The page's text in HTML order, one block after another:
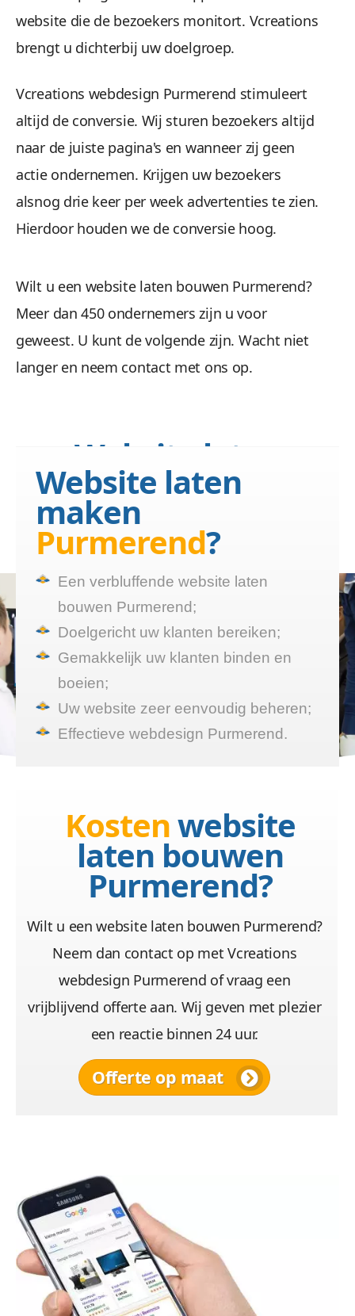
website die de bezoekers monitort. Vcreations
brengt u dichterbij uw doelgroep.
Vcreations webdesign Purmerend stimuleert
altijd de conversie. Wij sturen bezoekers altijd
naar de juiste pagina's en wanneer zij geen
actie ondernemen. Krijgen uw bezoekers
alsnog drie keer per week advertenties te zien.
Hierdoor houden we de conversie hoog.
Wilt u een website laten bouwen Purmerend?
Meer dan 450 ondernemers zijn u voor
geweest. U kunt de volgende zijn. Wacht niet
langer en neem contact met ons op.
Website laten
bouwen Purmerend?
Wij maken een website die
functioneert
Website laten
maken
Purmerend?
Een verbluffende website laten
bouwen Purmerend;
Doelgericht uw klanten bereiken;
Gemakkelijk uw klanten binden en
boeien;
Uw website zeer eenvoudig beheren;
Effectieve webdesign Purmerend.
Kostenwebsite
laten bouwen
Purmerend?
Wilt u een website laten bouwen Purmerend?
Neem dan contact op met Vcreations
webdesign Purmerend of vraag een
vrijblijvend offerte aan. Wij geven met plezier
een reactie binnen 24 uur.
Offerte op maat